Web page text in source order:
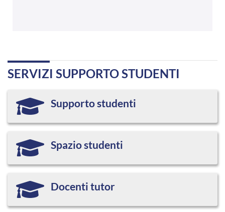
SERVIZI SUPPORTO STUDENTI
Supporto studenti
Spazio studenti
Docenti tutor